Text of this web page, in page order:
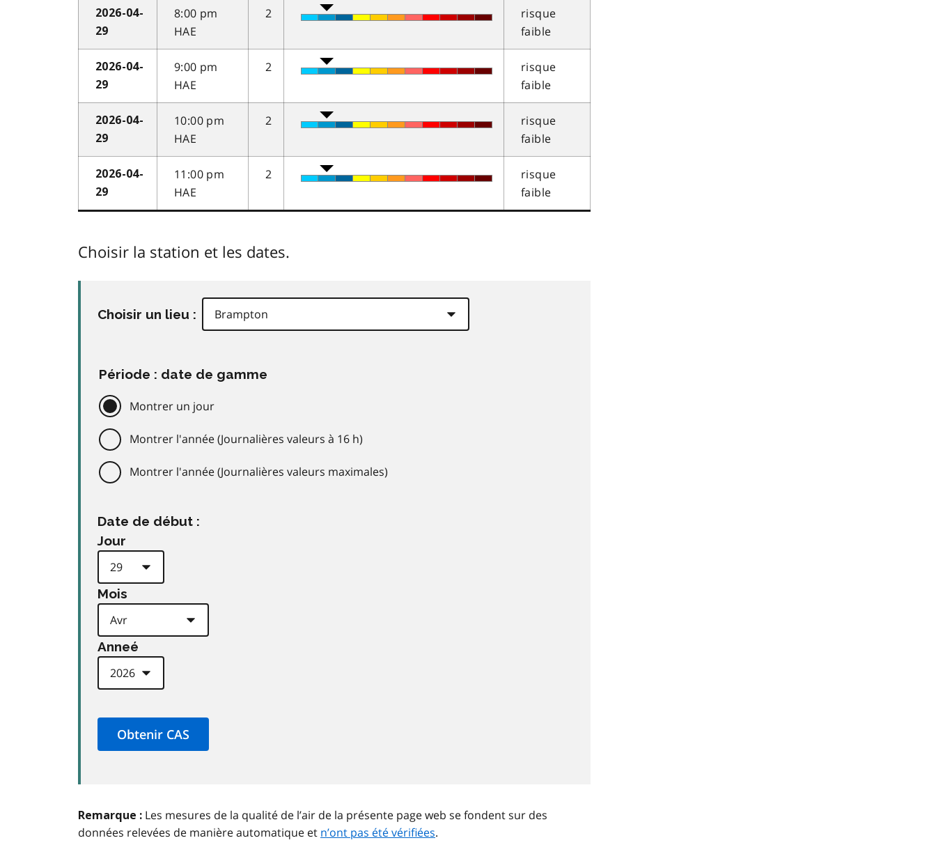
2026-04-
29
8:00 pm
HAE
2
risque
faible
2026-04-
29
9:00 pm
HAE
2
risque
faible
2026-04-
29
10:00 pm
HAE
2
risque
faible
2026-04-
29
11:00 pm
HAE
2
risque
faible
Choisir la station et les dates.
Choisir un lieu :
Période : date de gamme
Montrer un jour
Montrer l'année (Journalières valeurs à 16 h)
Montrer l'année (Journalières valeurs maximales)
Date de début :
Jour
Mois
Anneé
Remarque : Les mesures de la qualité de l’air de la présente page web se fondent sur des
données relevées de manière automatique et n’ont pas été vérifiées.